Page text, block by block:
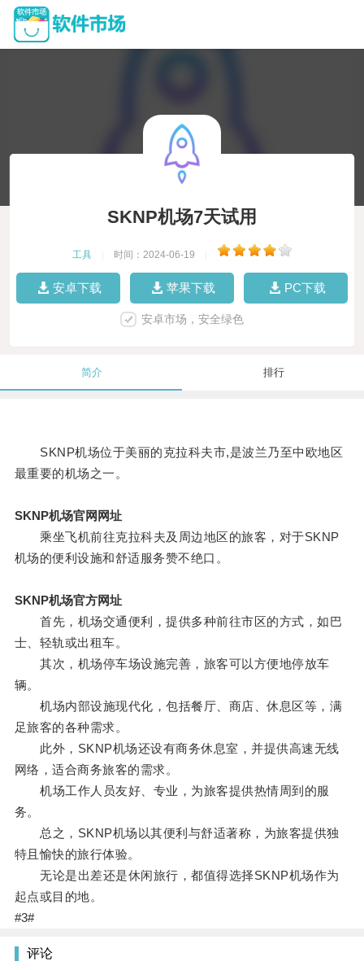
SKNP机场7天试用
工具 时间：2024-06-19
安卓下载 苹果下载 PC下载
安卓市场，安全绿色
简介 排行
SKNP机场位于美丽的克拉科夫市,是波兰乃至中欧地区
最重要的机场之一。
SKNP机场官网网址
乘坐飞机前往克拉科夫及周边地区的旅客，对于SKNP
机场的便利设施和舒适服务赞不绝口。
SKNP机场官方网址
首先，机场交通便利，提供多种前往市区的方式，如巴
士、轻轨或出租车。
其次，机场停车场设施完善，旅客可以方便地停放车
辆。
机场内部设施现代化，包括餐厅、商店、休息区等，满
足旅客的各种需求。
此外，SKNP机场还设有商务休息室，并提供高速无线
网络，适合商务旅客的需求。
机场工作人员友好、专业，为旅客提供热情周到的服
务。
总之，SKNP机场以其便利与舒适著称，为旅客提供独
特且愉快的旅行体验。
无论是出差还是休闲旅行，都值得选择SKNP机场作为
起点或目的地。
#3#
评论